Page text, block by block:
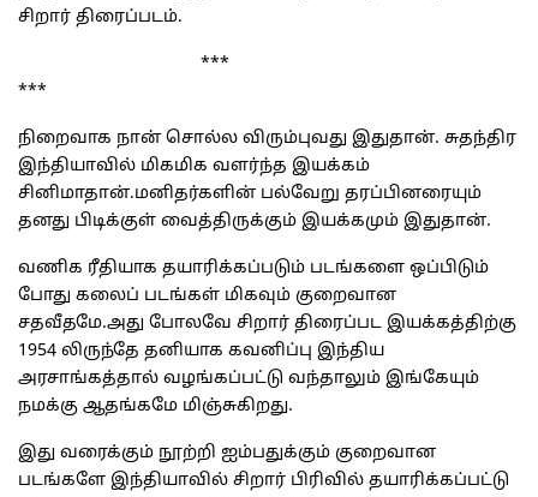
சிறார் திரைப்படம்.
***
***
நிறைவாக நான் சொல்ல விரும்புவது இதுதான். சுதந்திர
இந்தியாவில் மிகமிக வளர்ந்த இயக்கம்
சினிமாதான்.மனிதர்களின் பல்வேறு தரப்பினரையும்
தனது பிடிக்குள் வைத்திருக்கும் இயக்கமும் இதுதான்.
வணிக ரீதியாக தயாரிக்கப்படும் படங்களை ஒப்பிடும்
போது கலைப் படங்கள் மிகவும் குறைவான
சதவீதமே.அது போலவே சிறார் திரைப்பட இயக்கத்திற்கு
1954 லிருந்தே தனியாக கவனிப்பு இந்திய
அரசாங்கத்தால் வழங்கப்பட்டு வந்தாலும் இங்கேயும்
நமக்கு ஆதங்கமே மிஞ்சுகிறது.
இது வரைக்கும் நூற்றி ஐம்பதுக்கும் குறைவான
படங்களே இந்தியாவில் சிறார் பிரிவில் தயாரிக்கப்பட்டு